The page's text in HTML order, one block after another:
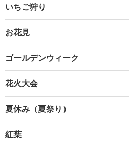
いちご狩り
お花見
ゴールデンウィーク
花火大会
夏休み（夏祭り）
紅葉